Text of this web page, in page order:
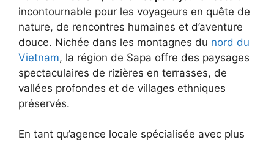
incontournable pour les voyageurs en quête de
nature, de rencontres humaines et d’aventure
douce. Nichée dans les montagnes du nord du
Vietnam, la région de Sapa offre des paysages
spectaculaires de rizières en terrasses, de
vallées profondes et de villages ethniques
préservés.
En tant qu’agence locale spécialisée avec plus